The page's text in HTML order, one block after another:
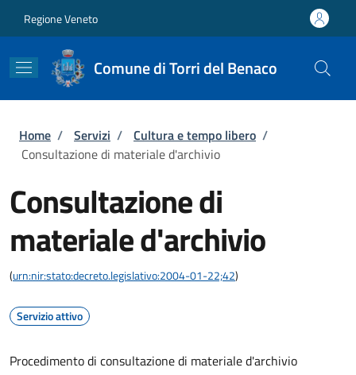
Regione Veneto
Comune di Torri del Benaco
Briciole di pane
Home / Servizi / Cultura e tempo libero /
Consultazione di materiale d'archivio
Consultazione di
materiale d'archivio
(urn:nir:stato:decreto.legislativo:2004-01-22;42)
Servizio attivo
Procedimento di consultazione di materiale d'archivio